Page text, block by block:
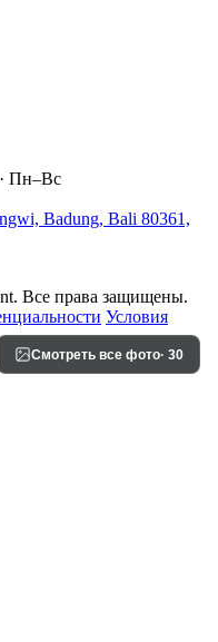
Смотреть все фото· 30
Пн–Вс
Badung, Bali 80361,
Все права защищены.
Условия